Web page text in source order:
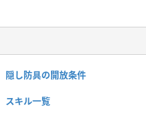
隠し防具の開放条件
スキル一覧